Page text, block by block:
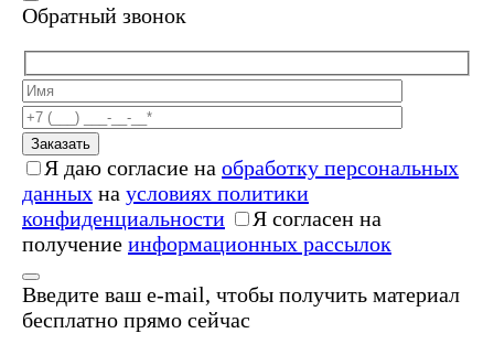
Обратный звонок
Заказать
Я даю согласие на обработку персональных
данных на условиях политики
конфиденциальности
Я согласен на
получение информационных рассылок
Введите ваш e-mail, чтобы получить материал
бесплатно прямо сейчас